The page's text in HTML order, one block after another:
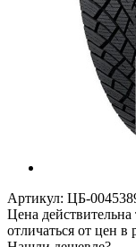
Артикул: ЦБ-
Цена
отличаться от цен